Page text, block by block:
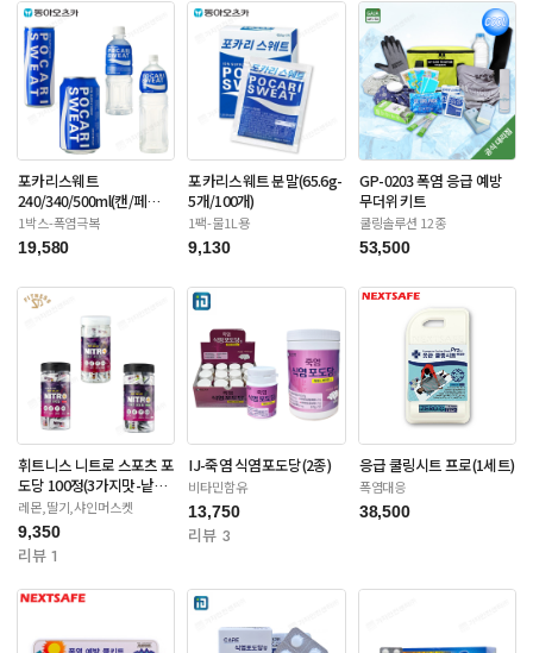
포카리스웨트
240/340/500ml(캔/페
트-12/20/24/30입)
1박스-폭염극복
19,580
포카리스웨트 분말(65.6g-
5개/100개)
1팩-물1L용
9,130
GP-0203 폭염 응급 예방
무더위키트
쿨링솔루션 12종
53,500
휘트니스 니트로 스포츠 포
도당 100정(3가지맛-낱개
포장)
레몬,딸기,샤인머스켓
9,350
리뷰 1
IJ-죽염 식염포도당(2종)
비타민함유
13,750
리뷰 3
응급 쿨링시트 프로(1세트)
폭염대응
38,500